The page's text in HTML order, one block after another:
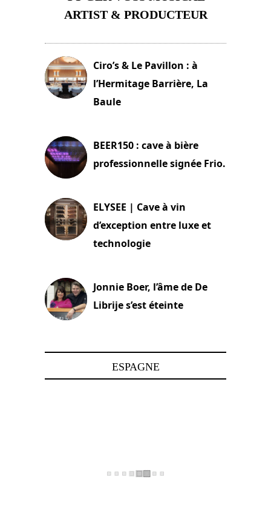
ARTIST & PRODUCTEUR
Ciro’s & Le Pavillon : à
l’Hermitage Barrière, La
Baule
BEER150 : cave à bière
professionnelle signée Frio.
ELYSEE | Cave à vin
d’exception entre luxe et
technologie
Jonnie Boer, l’âme de De
Librije s’est éteinte
ESPAGNE